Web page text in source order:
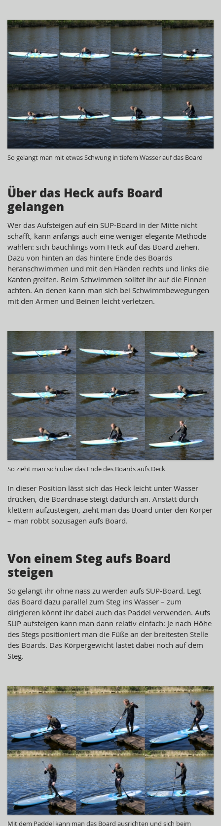
So gelangt man mit etwas Schwung in tiefem Wasser auf das Board
Über das Heck aufs Board
gelangen
Wer das Aufsteigen auf ein SUP-Board in der Mitte nicht
schafft, kann anfangs auch eine weniger elegante Methode
wählen: sich bäuchlings vom Heck auf das Board ziehen.
Dazu von hinten an das hintere Ende des Boards
heranschwimmen und mit den Händen rechts und links die
Kanten greifen. Beim Schwimmen solltet ihr auf die Finnen
achten. An denen kann man sich bei Schwimmbewegungen
mit den Armen und Beinen leicht verletzen.
So zieht man sich über das Ende des Boards aufs Deck
In dieser Position lässt sich das Heck leicht unter Wasser
drücken, die Boardnase steigt dadurch an. Anstatt durch
klettern aufzusteigen, zieht man das Board unter den Körper
– man robbt sozusagen aufs Board.
Von einem Steg aufs Board
steigen
So gelangt ihr ohne nass zu werden aufs SUP-Board. Legt
das Board dazu parallel zum Steg ins Wasser – zum
dirigieren könnt ihr dabei auch das Paddel verwenden. Aufs
SUP aufsteigen kann man dann relativ einfach: Je nach Höhe
des Stegs positioniert man die Füße an der breitesten Stelle
des Boards. Das Körpergewicht lastet dabei noch auf dem
Steg.
Mit dem Paddel kann man das Board ausrichten und sich beim